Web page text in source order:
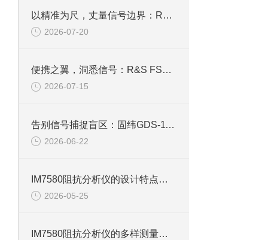
以精准为尺，丈量信号边界：R&S FSH4手持频谱仪的核心应用价值
2026-07-20
便携之翼，洞悉信号：R&S FSH4手持频谱仪功能解码
2026-07-15
告别信号捕捉盲区：固纬GDS-1102示波器峰值侦测与触发系统全攻略
2026-06-22
IM7580阻抗分析仪的设计特点与技术优势
2026-05-25
IM7580阻抗分析仪的多样测量模式与应用